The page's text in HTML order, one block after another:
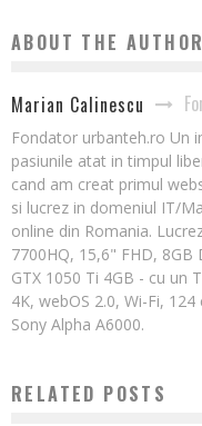
ABOUT THE AUTHOR
Marian Calinescu
Fondator urbanteh.ro Un
pasiunile atat in timpul
cand am creat primul
si lucrez in domeniul IT/
online din Romania.
7700HQ, 15,6" FHD, 8GB
GTX 1050 Ti 4GB - cu un
4K, webOS 2.0, Wi-Fi,
Sony Alpha A6000.
RELATED POSTS